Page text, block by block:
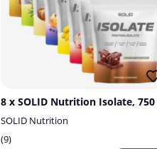
8 x SOLID Nutrition Isolate, 750
SOLID Nutrition
9